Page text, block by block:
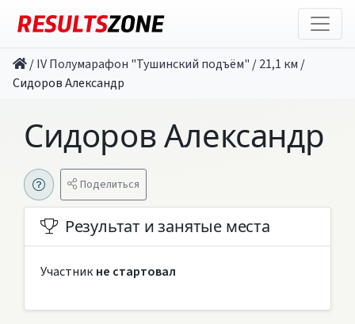
/IV Полумарафон "Тушинский подъём" /21,1 км /
Сидоров Александр
Сидоров Александр
Поделиться
Результат и занятые места
Участник не стартовал